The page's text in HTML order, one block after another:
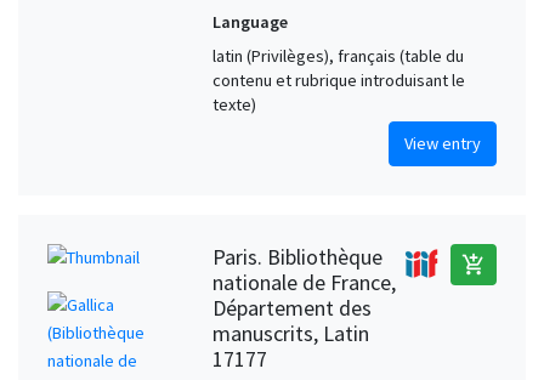
Language
latin (Privilèges), français (table du
contenu et rubrique introduisant le
texte)
View entry
Paris. Bibliothèque
nationale de France,
Département des
manuscrits, Latin
17177
add_shopping_cart